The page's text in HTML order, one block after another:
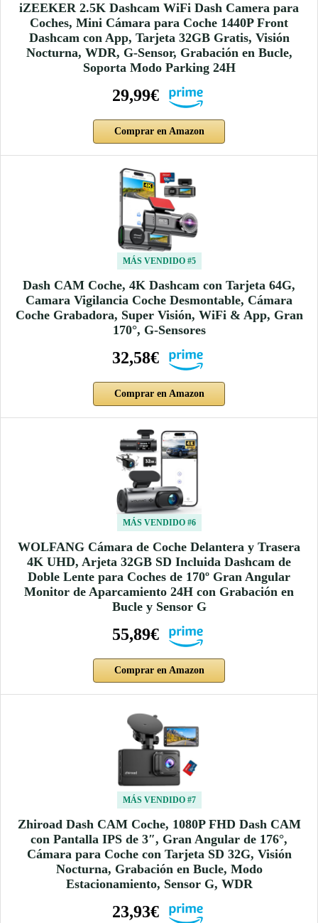
iZEEKER 2.5K Dashcam WiFi Dash Camera para
Coches, Mini Cámara para Coche 1440P Front
Dashcam con App, Tarjeta 32GB Gratis, Visión
Nocturna, WDR, G-Sensor, Grabación en Bucle,
Soporta Modo Parking 24H
29,99€
Comprar en Amazon
MÁS VENDIDO #5
Dash CAM Coche, 4K Dashcam con Tarjeta 64G,
Camara Vigilancia Coche Desmontable, Cámara
Coche Grabadora, Super Visión, WiFi & App, Gran
170°, G-Sensores
32,58€
Comprar en Amazon
MÁS VENDIDO #6
WOLFANG Cámara de Coche Delantera y Trasera
4K UHD, Arjeta 32GB SD Incluida Dashcam de
Doble Lente para Coches de 170º Gran Angular
Monitor de Aparcamiento 24H con Grabación en
Bucle y Sensor G
55,89€
Comprar en Amazon
MÁS VENDIDO #7
Zhiroad Dash CAM Coche, 1080P FHD Dash CAM
con Pantalla IPS de 3″, Gran Angular de 176°,
Cámara para Coche con Tarjeta SD 32G, Visión
Nocturna, Grabación en Bucle, Modo
Estacionamiento, Sensor G, WDR
23,93€